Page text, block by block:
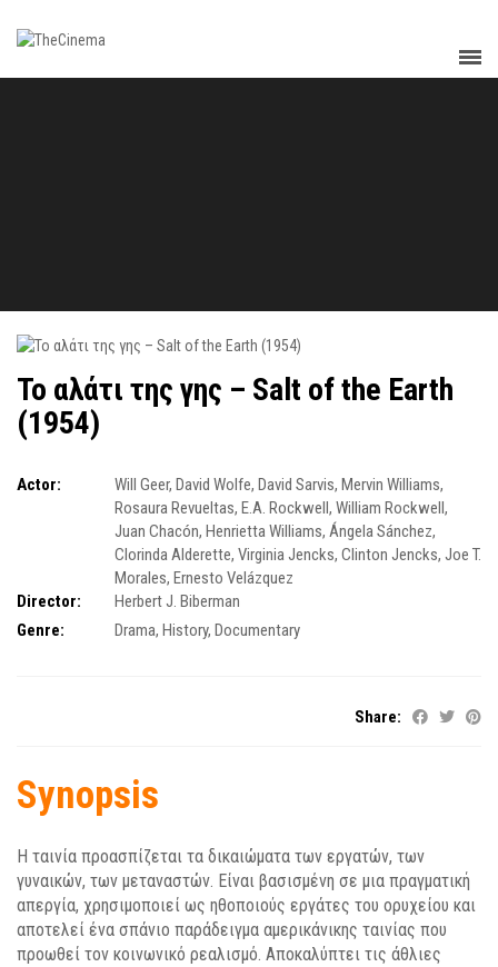
Το αλάτι της γης – Salt of the Earth
(1954)
Actor: Will Geer, David Wolfe, David Sarvis, Mervin Williams,
Rosaura Revueltas, E.A. Rockwell, William Rockwell,
Juan Chacón, Henrietta Williams, Ángela Sánchez,
Clorinda Alderette, Virginia Jencks, Clinton Jencks, Joe T.
Morales, Ernesto Velázquez
Director:
Herbert J. Biberman
Genre:
Drama, History, Documentary
Share:
Synopsis
Η ταινία προασπίζεται τα δικαιώματα των εργατών, των
γυναικών, των μεταναστών. Είναι βασισμένη σε μια πραγματική
απεργία, χρησιμοποιεί ως ηθοποιούς εργάτες του ορυχείου και
αποτελεί ένα σπάνιο παράδειγμα αμερικάνικης ταινίας που
προωθεί τον κοινωνικό ρεαλισμό. Αποκαλύπτει τις άθλιες